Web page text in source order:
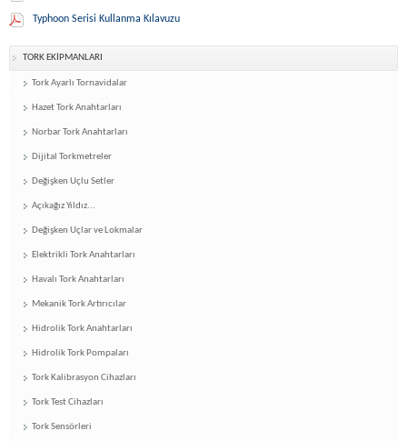
Typhoon Serisi Kullanma Kılavuzu
TORK EKİPMANLARI
Tork Ayarlı Tornavidalar
Hazet Tork Anahtarları
Norbar Tork Anahtarları
Dijital Torkmetreler
Değişken Uçlu Setler
Açıkağız Yıldız...
Değişken Uçlar ve Lokmalar
Elektrikli Tork Anahtarları
Havalı Tork Anahtarları
Mekanik Tork Artırıcılar
Hidrolik Tork Anahtarları
Hidrolik Tork Pompaları
Tork Kalibrasyon Cihazları
Tork Test Cihazları
Tork Sensörleri